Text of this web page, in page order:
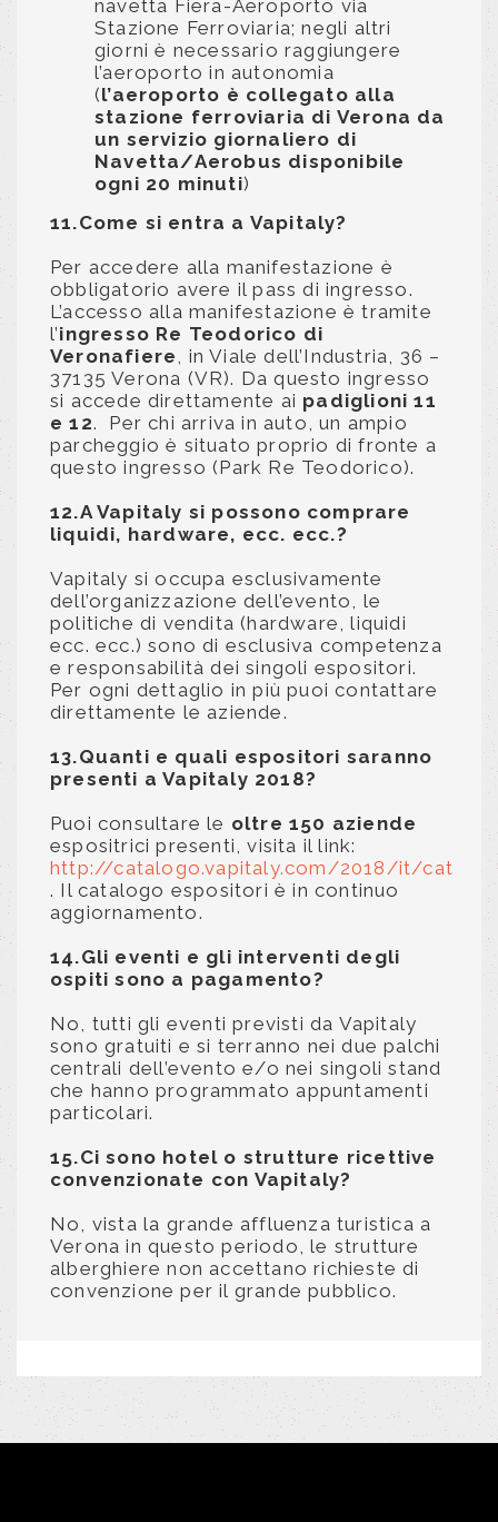
navetta Fiera-Aeroporto via
Stazione Ferroviaria; negli altri
giorni è necessario raggiungere
l’aeroporto in autonomia
(l’aeroporto è collegato alla
stazione ferroviaria di Verona da
un servizio giornaliero di
Navetta/Aerobus disponibile
ogni 20 minuti)
11.Come si entra a Vapitaly?
Per accedere alla manifestazione è
obbligatorio avere il pass di ingresso.
L’accesso alla manifestazione è tramite
l’ingresso Re Teodorico di
Veronafiere
, in Viale dell’Industria, 36 –
37135 Verona (VR). Da questo ingresso
si accede direttamente ai padiglioni 11
e 12. Per chi arriva in auto, un ampio
parcheggio è situato proprio di fronte a
questo ingresso (Park Re Teodorico).
12.A Vapitaly si possono comprare
liquidi, hardware, ecc. ecc.?
Vapitaly si occupa esclusivamente
dell’organizzazione dell’evento, le
politiche di vendita (hardware, liquidi
ecc. ecc.) sono di esclusiva competenza
e responsabilità dei singoli espositori.
Per ogni dettaglio in più puoi contattare
direttamente le aziende.
13.Quanti e quali espositori saranno
presenti a Vapitaly 2018?
Puoi consultare le oltre 150 aziende
espositrici presenti, visita il link:
http://catalogo.vapitaly.com/2018/it/cat
. Il catalogo espositori è in continuo
aggiornamento.
14.Gli eventi e gli interventi degli
ospiti sono a pagamento?
No, tutti gli eventi previsti da Vapitaly
sono gratuiti e si terranno nei due palchi
centrali dell’evento e/o nei singoli stand
che hanno programmato appuntamenti
particolari.
15.Ci sono hotel o strutture ricettive
convenzionate con Vapitaly?
No, vista la grande affluenza turistica a
Verona in questo periodo, le strutture
alberghiere non accettano richieste di
convenzione per il grande pubblico.